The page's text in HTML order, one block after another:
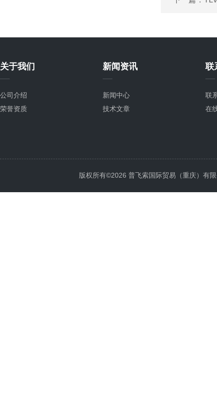
关于我们
公司介绍
荣誉资质
新闻资讯
新闻中心
技术文章
联
联
在
版权所有©2026 普飞索国际贸易（重庆）有